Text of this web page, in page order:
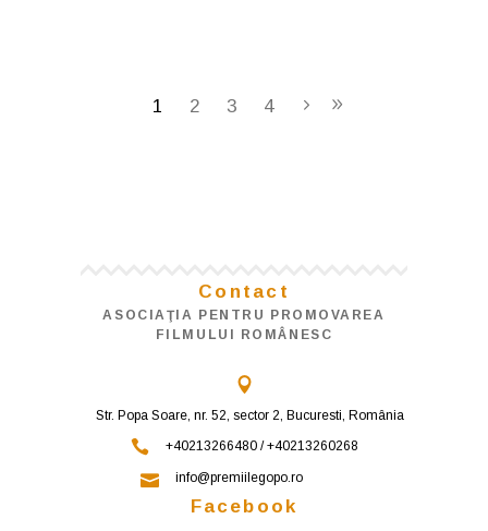
1 2 3 4
Contact
ASOCIAŢIA PENTRU PROMOVAREA
FILMULUI ROMÂNESC
Str. Popa Soare, nr. 52, sector 2, Bucuresti, România
+40213266480 / +40213260268
info@premiilegopo.ro
Facebook